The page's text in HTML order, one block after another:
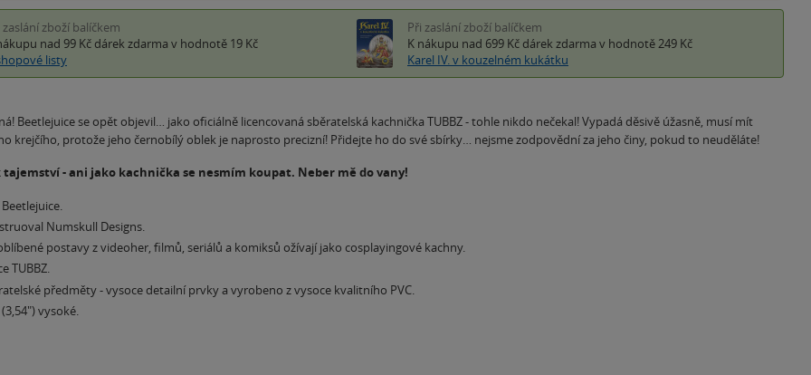
zaslání zboží balíčkem
nad 99 Kč dárek zdarma v hodnotě 19 Kč
listy
Při zaslání zboží balíčkem
K nákupu nad 699 Kč dárek zdarma v hodnotě 249 Kč
Karel IV. v kouzelném kukátku
Beetlejuice se opět objevil… jako oficiálně licencovaná sběratelská kachnička TUBBZ - tohle nikdo nečekal! Vypadá děsivě úžasně, musí mít
krejčího, protože jeho černobílý oblek je naprosto precizní! Přidejte ho do své sbírky… nejsme zodpovědní za jeho činy, pokud to neuděláte!
tajemství - ani jako kachnička se nesmím koupat. Neber mě do vany!
Numskull Designs.
postavy z videoher, filmů, seriálů a komiksů ožívají jako cosplayingové kachny.
TUBBZ.
předměty - vysoce detailní prvky a vyrobeno z vysoce kvalitního PVC.
vysoké.